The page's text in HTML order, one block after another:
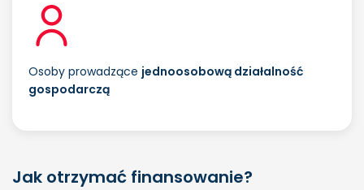
Osoby prowadzące jednoosobową działalność
gospodarczą
Jak otrzymać finansowanie?